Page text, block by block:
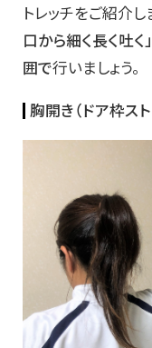
トレッチをご紹介
口から細く長く吐く」
囲で行いましょう。
胸開き（ドア枠スト